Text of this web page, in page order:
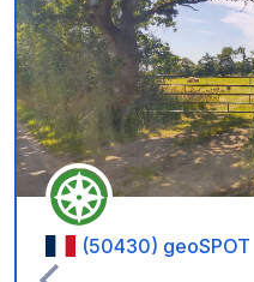
(50430) geoSPOT